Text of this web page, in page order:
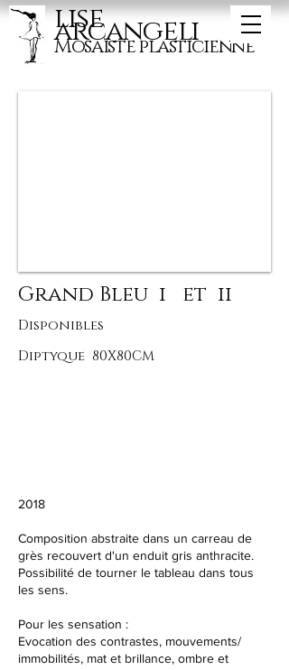
lise
arcangeli
Mosaïste plasticienne
Grand Bleu i et ii
Disponibles
Diptyque 80X80CM
2018
Composition abstraite dans un carreau de
grès recouvert d'un enduit gris anthracite.
Possibilité de tourner le tableau dans tous
les sens.​​​​
Pour les sensation :
Evocation des contrastes, mouvements/
immobilités, mat et brillance, ombre et